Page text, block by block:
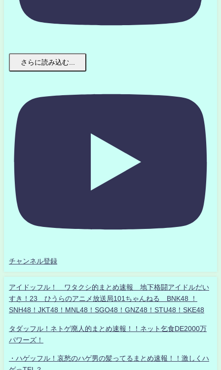
さらに読み込む...
チャンネル登録
アイドッフル！ ワタクシ的まとめ速報 地下格闘アイドルだい
すき！23 ひうらのアニメ放送局101ちゃんねる BNK48 ！
SNH48！JKT48！MNL48！SGO48！GNZ48！STU48！SKE48
タダッフル！ネトゲ廃人的まとめ速報！！ネット乞食DE2000万
パワーズ！
・ハゲッフル！哀愁のハゲ男の髪ってるまとめ速報！！激しくハ